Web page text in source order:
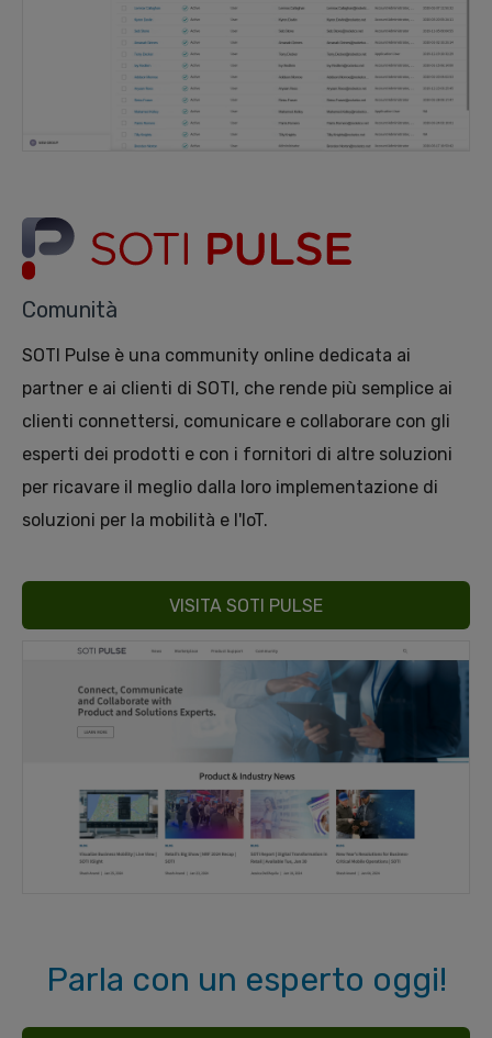
Comunità
SOTI Pulse è una community online dedicata ai
partner e ai clienti di SOTI, che rende più semplice ai
clienti connettersi, comunicare e collaborare con gli
esperti dei prodotti e con i fornitori di altre soluzioni
per ricavare il meglio dalla loro implementazione di
soluzioni per la mobilità e l'IoT.
VISITA SOTI PULSE
Parla con un esperto oggi!